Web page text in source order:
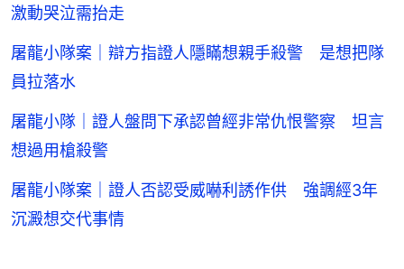
激動哭泣需抬走
屠龍小隊案｜辯方指證人隱瞞想親手殺警 是想把隊
員拉落水
屠龍小隊｜證人盤問下承認曾經非常仇恨警察 坦言
想過用槍殺警
屠龍小隊案｜證人否認受威嚇利誘作供 強調經3年
沉澱想交代事情